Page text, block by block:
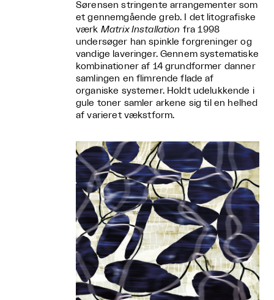
Sørensen stringente arrangementer som
et gennemgående greb. I det litografiske
værk Matrix Installation fra 1998
undersøger han spinkle forgreninger og
vandige laveringer. Gennem systematiske
kombinationer af 14 grundformer danner
samlingen en flimrende flade af
organiske systemer. Holdt udelukkende i
gule toner samler arkene sig til en helhed
af varieret vækstform.